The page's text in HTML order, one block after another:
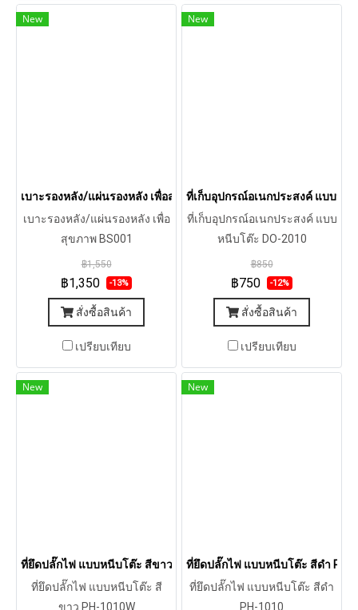
New
เบาะรองหลัง/แผ่นรองหลัง เพื่อสุขภาพ BS001
เบาะรองหลัง/แผ่นรองหลัง เพื่อ
สุขภาพ BS001
฿1,550
฿1,350 -13%
สั่งซื้อสินค้า
เปรียบเทียบ
New
ที่เก็บอุปกรณ์อเนกประสงค์ แบบหนี
ที่เก็บอุปกรณ์อเนกประสงค์ แบบ
หนีบโต๊ะ DO-2010
฿850
฿750 -12%
สั่งซื้อสินค้า
เปรียบเทียบ
New
ที่ยึดปลั๊กไฟ แบบหนีบโต๊ะ สีขาว PH-1010W
ที่ยึดปลั๊กไฟ แบบหนีบโต๊ะ สี
ขาว PH-1010W
New
ที่ยึดปลั๊กไฟ แบบหนีบโต๊ะ สีดำ PH-
ที่ยึดปลั๊กไฟ แบบหนีบโต๊ะ สีดำ
PH-1010